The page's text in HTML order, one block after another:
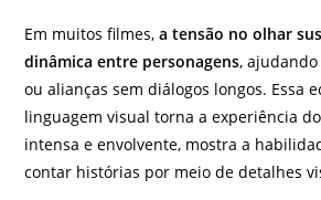
Em muitos filmes,a tensão no olhar
dinâmica entre personagens,
ou alianças sem diálogos longos. Essa
linguagem visual torna a experiência
intensa e envolvente, mostra a
contar histórias por meio de detalhes